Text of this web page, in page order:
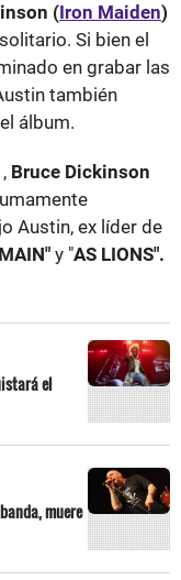
(Iron Maiden)
Si bien el
en grabar las
también
álbum.
, Bruce Dickinson
Austin, ex líder de
y "AS LIONS".
el
muere